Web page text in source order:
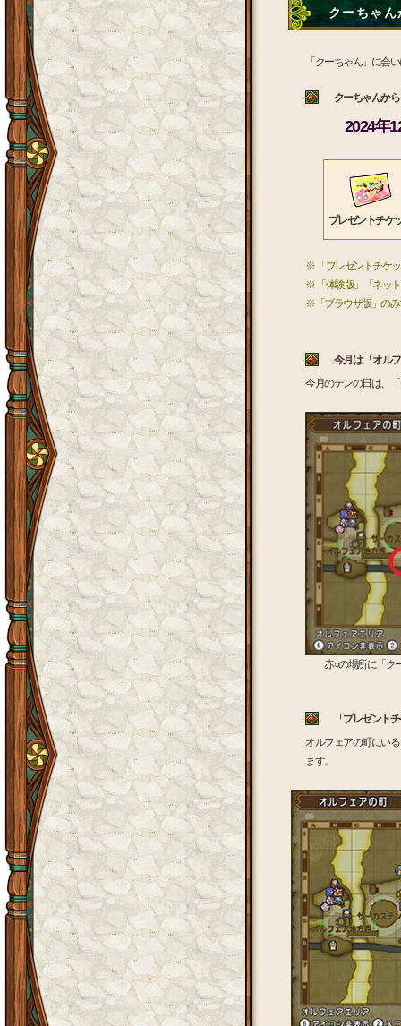
クーちゃん
「クーちゃん」に会
クーちゃんから
2024年
プレゼントチケ
※ 「プレゼントチケ
※ 「体験版」「ネッ
※「ブラウザ版」のみ
今月は 「オル
今月のテンの日は、
赤○の場所に「ク
「プレゼントチ
オルフェアの町にいる
ます。